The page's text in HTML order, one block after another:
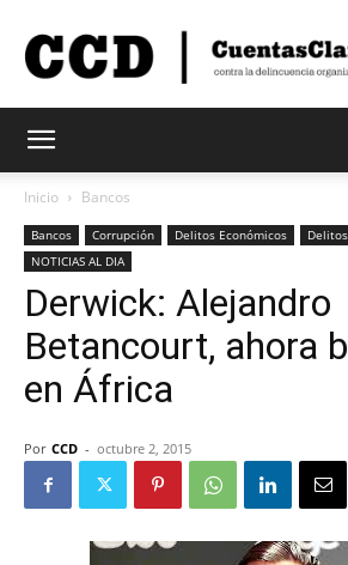
Inicio Bancos
Bancos Corrupción Delitos Económicos
NOTICIAS AL DIA
Derwick: Alejandro
Betancourt, ahora
en África
Por CCD - octubre 2, 2015